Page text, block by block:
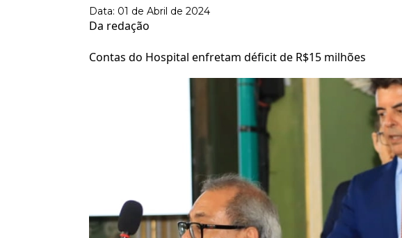
Data: 01 de Abril de 2024
Da redação
Contas do Hospital enfretam déficit de R$15 milhões